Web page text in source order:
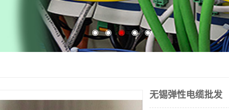
无锡弹性电缆批发